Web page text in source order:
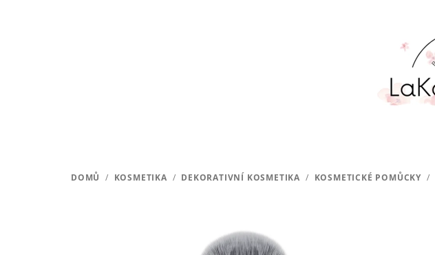
DOMŮ / KOSMETIKA / DEKORATIVNÍ KOSMETIKA / KOSMETICKÉ POMŮCKY /